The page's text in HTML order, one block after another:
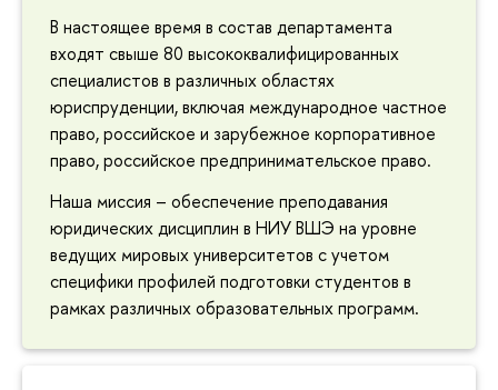
В настоящее время в состав департамента
входят свыше 80 высококвалифицированных
специалистов в различных областях
юриспруденции, включая международное частное
право, российское и зарубежное корпоративное
право, российское предпринимательское право.
Наша миссия – обеспечение преподавания
юридических дисциплин в НИУ ВШЭ на уровне
ведущих мировых университетов с учетом
специфики профилей подготовки студентов в
рамках различных образовательных программ.